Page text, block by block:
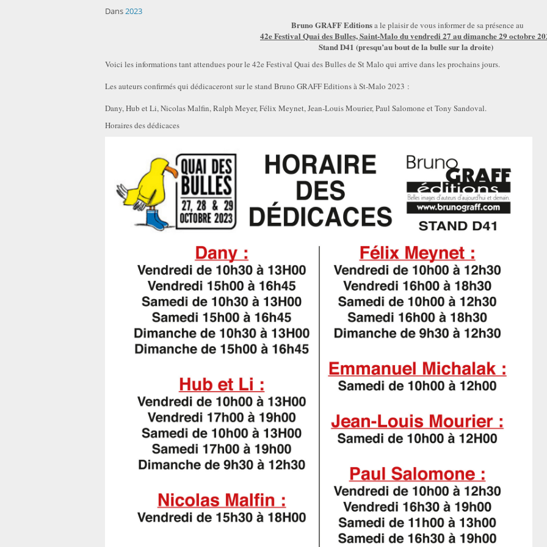
Dans2023
Bruno GRAFF Editionsa le plaisir de vous informer de sa présence au
42e Festival Quai des Bulles, Saint-Malo du vendredi 27 au dimanche 29 octobre
Stand D41 (presqu’au bout de la bulle sur la droite)
Voici les informations tant attendues pour le 42e Festival Quai des Bulles de St Malo qui arrive dans les prochains jours.
Les auteurs confirmés qui dédicaceront sur le stand Bruno GRAFF Editions à St-Malo 2023 :
Dany, Hub et Li, Nicolas Malfin, Ralph Meyer, Félix Meynet, Jean-Louis Mourier, Paul Salomone et Tony Sandoval.
Horaires des dédicaces